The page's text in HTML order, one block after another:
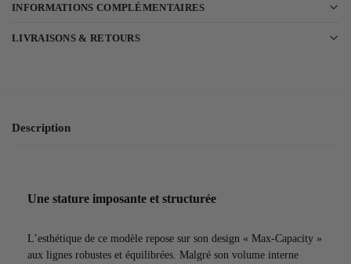
INFORMATIONS COMPLÉMENTAIRES
LIVRAISONS & RETOURS
Description
Une stature imposante et structurée
L’esthétique de ce modèle repose sur son design « Max-Capacity »
aux lignes robustes et équilibrées. Malgré son volume interne